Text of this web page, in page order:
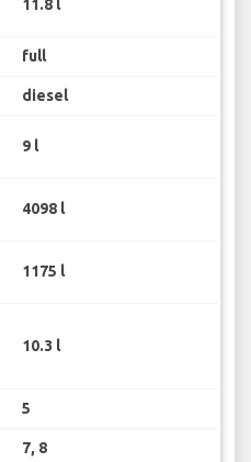
11.8 l
full
diesel
9 l
4098 l
1175 l
10.3 l
5
7, 8